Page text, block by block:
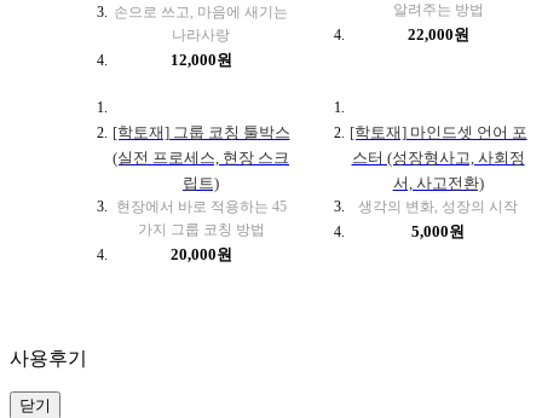
손으로 쓰고, 마음에 새기는
나라사랑
12,000원
알려주는 방법
22,000원
[학토재] 그룹 코칭 툴박스
(실전 프로세스, 현장 스크
립트)
현장에서 바로 적용하는 45
가지 그룹 코칭 방법
20,000원
[학토재] 마인드셋 언어 포
스터 (성장형사고, 사회정
서, 사고전환)
생각의 변화, 성장의 시작
5,000원
사용후기
닫기